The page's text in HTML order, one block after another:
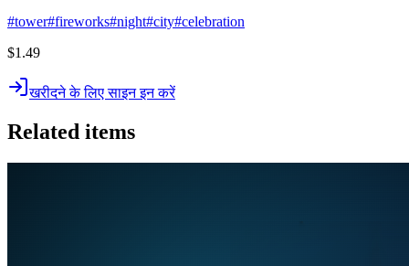
#tower#fireworks#night#city#celebration
$1.49
खरीदने के लिए साइन इन करें
Related items